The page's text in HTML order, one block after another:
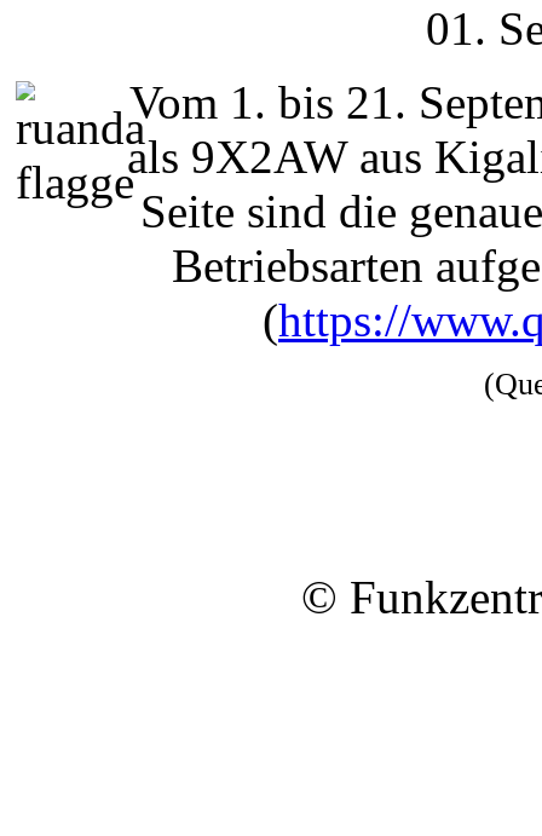
01.
Vom 1. bis 21.
als 9X2AW aus
Seite sind die
Betriebsarten
(https://
©